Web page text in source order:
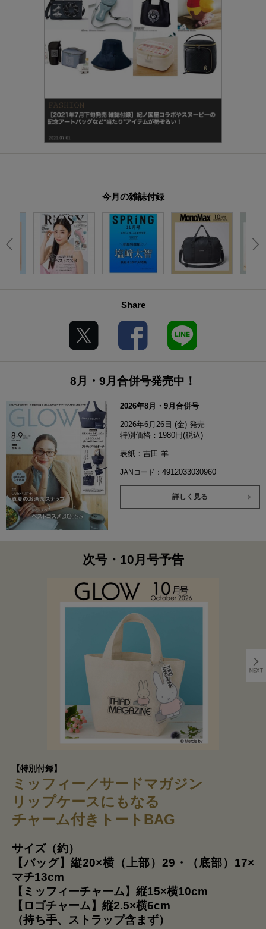
今月の雑誌付録
Share
8月・9月合併号発売中！
2026年8月・9月合併号
2026年6月26日 (金) 発売
特別価格：1980円(税込)
表紙：吉田 羊
JANコード： 4912033030960
詳しく見る
次号・10月号予告
【特別付録】
ミッフィー／サードマガジン
リップケースにもなる
チャーム付きトートBAG
サイズ（約）
【バッグ】縦20×横（上部）29・（底部）17×
マチ13cm
【ミッフィーチャーム】縦15×横10cm
【ロゴチャーム】縦2.5×横6cm
（持ち手、ストラップ含まず）